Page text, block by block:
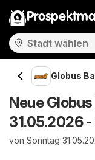
Globus
Neue
31.05.2026
von Sonntag